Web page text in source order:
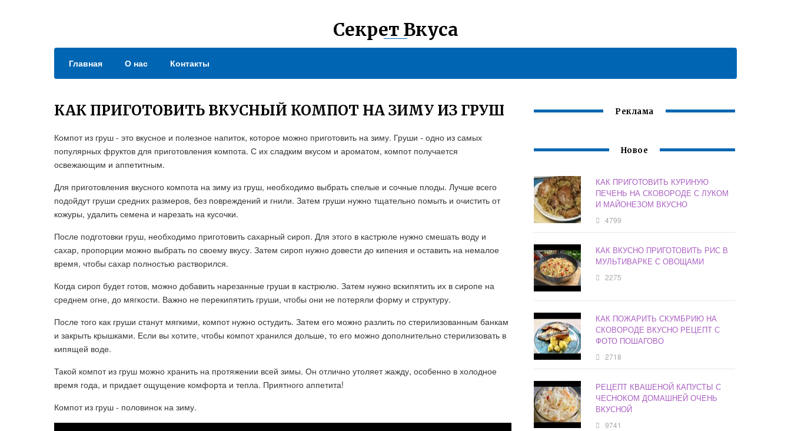
Секрет Вкуса
Главная О нас Контакты
КАК ПРИГОТОВИТЬ ВКУСНЫЙ КОМПОТ НА ЗИМУ ИЗ ГРУШ
Компот из груш - это вкусное и полезное напиток, которое можно приготовить на зиму. Груши - одно из самых
популярных фруктов для приготовления компота. С их сладким вкусом и ароматом, компот получается
освежающим и аппетитным.
Для приготовления вкусного компота на зиму из груш, необходимо выбрать спелые и сочные плоды. Лучше всего
подойдут груши средних размеров, без повреждений и гнили. Затем груши нужно тщательно помыть и очистить от
кожуры, удалить семена и нарезать на кусочки.
После подготовки груш, необходимо приготовить сахарный сироп. Для этого в кастрюле нужно смешать воду и
сахар, пропорции можно выбрать по своему вкусу. Затем сироп нужно довести до кипения и оставить на немалое
время, чтобы сахар полностью растворился.
Когда сироп будет готов, можно добавить нарезанные груши в кастрюлю. Затем нужно вскипятить их в сиропе на
среднем огне, до мягкости. Важно не перекипятить груши, чтобы они не потеряли форму и структуру.
После того как груши станут мягкими, компот нужно остудить. Затем его можно разлить по стерилизованным банкам
и закрыть крышками. Если вы хотите, чтобы компот хранился дольше, то его можно дополнительно стерилизовать в
кипящей воде.
Такой компот из груш можно хранить на протяжении всей зимы. Он отлично утоляет жажду, особенно в холодное
время года, и придает ощущение комфорта и тепла. Приятного аппетита!
Компот из груш - половинок на зиму.
Реклама
Новое
КАК ПРИГОТОВИТЬ КУРИНУЮ
ПЕЧЕНЬ НА СКОВОРОДЕ С ЛУКОМ
И МАЙОНЕЗОМ ВКУСНО
4799
КАК ВКУСНО ПРИГОТОВИТЬ РИС В
МУЛЬТИВАРКЕ С ОВОЩАМИ
2275
КАК ПОЖАРИТЬ СКУМБРИЮ НА
СКОВОРОДЕ ВКУСНО РЕЦЕПТ С
ФОТО ПОШАГОВО
2718
РЕЦЕПТ КВАШЕНОЙ КАПУСТЫ С
ЧЕСНОКОМ ДОМАШНЕЙ ОЧЕНЬ
ВКУСНОЙ
9741